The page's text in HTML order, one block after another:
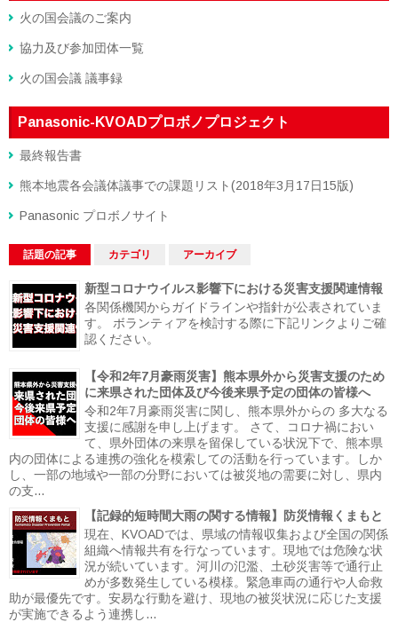
火の国会議のご案内
協力及び参加団体一覧
火の国会議 議事録
Panasonic-KVOADプロボノプロジェクト
最終報告書
熊本地震各会議体議事での課題リスト(2018年3月17日15版)
Panasonic プロボノサイト
話題の記事 カテゴリ アーカイブ
新型コロナウイルス影響下における災害支援関連情報
各関係機関からガイドラインや指針が公表されていま
す。 ボランティアを検討する際に下記リンクよりご確
認ください。
【令和2年7月豪雨災害】熊本県外から災害支援のため
に来県された団体及び今後来県予定の団体の皆様へ
令和2年7月豪雨災害に関し、熊本県外からの 多大なる
支援に感謝を申し上げます。 さて、コロナ禍におい
て、県外団体の来県を留保している状況下で、熊本県
内の団体による連携の強化を模索しての活動を行っています。しか
し、一部の地域や一部の分野においては被災地の需要に対し、県内
の支...
【記録的短時間大雨の関する情報】防災情報くまもと
現在、KVOADでは、県域の情報収集および全国の関係
組織へ情報共有を行なっています。現地では危険な状
況が続いています。河川の氾濫、土砂災害等で通行止
めが多数発生している模様。緊急車両の通行や人命救
助が最優先です。安易な行動を避け、現地の被災状況に応じた支援
が実施できるよう連携し...